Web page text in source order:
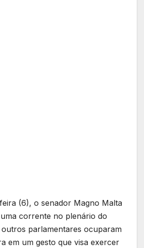
(6), o senador Magno Malta
corrente no plenário do
outros parlamentares ocuparam
em um gesto que visa exercer